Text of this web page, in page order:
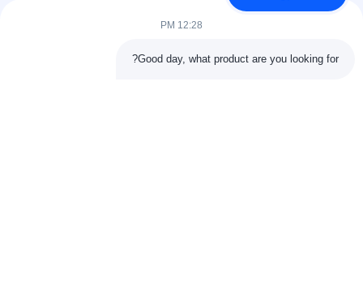
12:28 PM
Good day, what product are you looking for?